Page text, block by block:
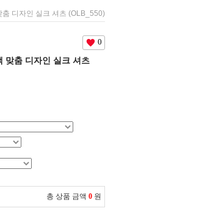
디자인 실크 셔츠 (OLB_550)
0
맞춤 디자인 실크 셔츠
총 상품 금액 0 원